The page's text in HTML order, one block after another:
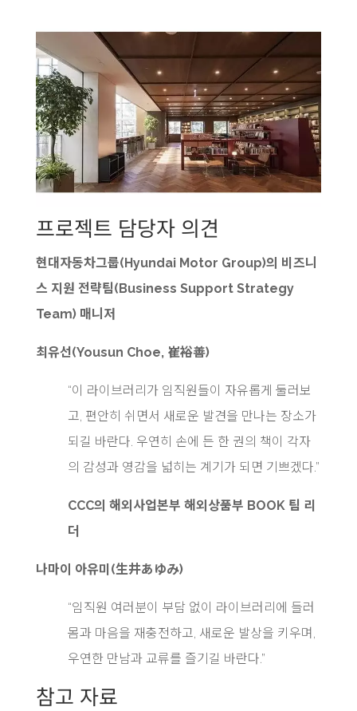
프로젝트 담당자 의견
현대자동차그룹(Hyundai Motor Group)의 비즈니
스 지원 전략팀(Business Support Strategy
Team) 매니저
최유선(Yousun Choe, 崔裕善)
“이 라이브러리가 임직원들이 자유롭게 둘러보
고, 편안히 쉬면서 새로운 발견을 만나는 장소가
되길 바란다. 우연히 손에 든 한 권의 책이 각자
의 감성과 영감을 넓히는 계기가 되면 기쁘겠다.”
CCC의 해외사업본부 해외상품부 BOOK 팀 리
더
나마이 아유미(生井あゆみ)
“임직원 여러분이 부담 없이 라이브러리에 들러
몸과 마음을 재충전하고, 새로운 발상을 키우며,
우연한 만남과 교류를 즐기길 바란다.”
참고 자료